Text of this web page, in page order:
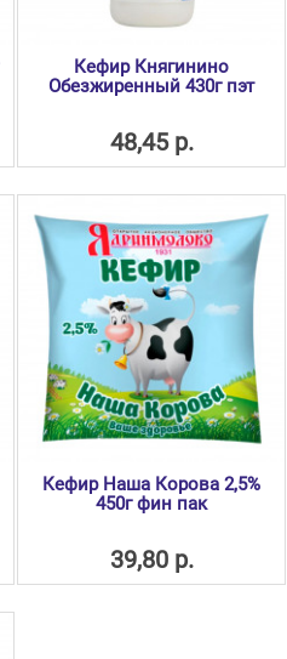
Кефир Княгинино
Обезжиренный 430г пэт
48,45 р.
Кефир Наша Корова 2,5%
450г фин пак
39,80 р.